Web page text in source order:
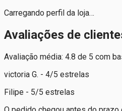
Carregando perfil da loja…
Avaliações de
Avaliação média: 4.8 de 5 com
victoria G. - 4/5 estrelas
Filipe - 5/5 estrelas